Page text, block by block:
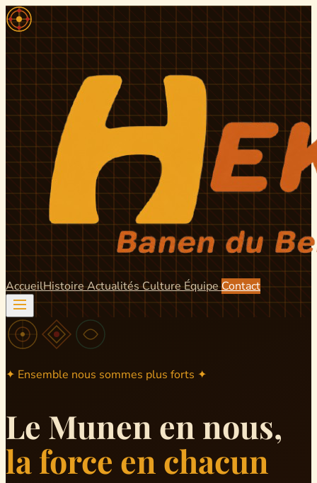
AccueilHistoire ActualitésCulture Équipe Contact
✦ Ensemble nous sommes plus forts ✦
Le Munen en nous,
la force en chacun